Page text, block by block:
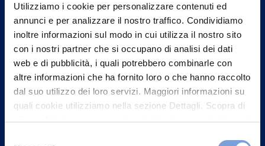
Utilizziamo i cookie per personalizzare contenuti ed
annunci e per analizzare il nostro traffico. Condividiamo
inoltre informazioni sul modo in cui utilizza il nostro sito
con i nostri partner che si occupano di analisi dei dati
web e di pubblicità, i quali potrebbero combinarle con
altre informazioni che ha fornito loro o che hanno raccolto
dal suo utilizzo dei loro servizi. Maggiori informazioni su
quali cookie utilizziamo nella sezione Dettagli. Scopra di
più su chi siamo, come può contattarci e come trattiamo i
Contattaci